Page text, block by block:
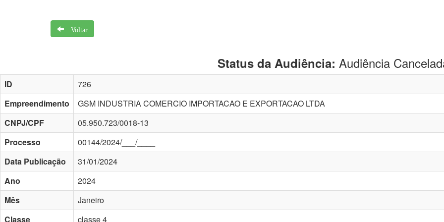
Voltar
Status da Audiência: Audiência
ID
726
Empreendimento
GSM INDUSTRIA COMERCIO IMPORTACAO E EXPORTACAO LTDA
CNPJ/CPF
05.950.723/0018-13
Processo
00144/2024/___/____
Data Publicação
31/01/2024
Ano
2024
Mês
Janeiro
Classe
classe 4